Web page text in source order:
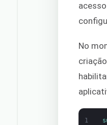
No
1